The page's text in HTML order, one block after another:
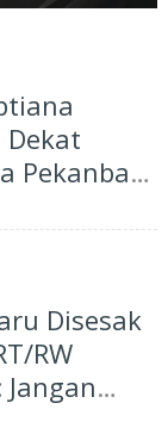
Dekat
Pekanbaru
Disesak
RW